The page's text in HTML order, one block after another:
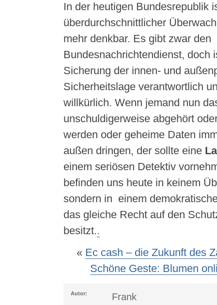
In der heutigen Bundesrepublik
überdurchschnittlicher
mehr denkbar. Es gibt zwar den
Bundesnachrichtendienst, doch
Sicherung der innen- und
Sicherheitslage verantwortlich
willkürlich. Wenn jemand nun
unschuldigerweise abgehört
werden oder geheime Daten
außen dringen, der sollte eine
einem seriösen Detektiv
befinden uns heute in keinem
sondern in einem
das gleiche Recht auf den
besitzt..
« Ec cash – die Zukunft des
Schöne Geste: Blumen
Autor: Frank